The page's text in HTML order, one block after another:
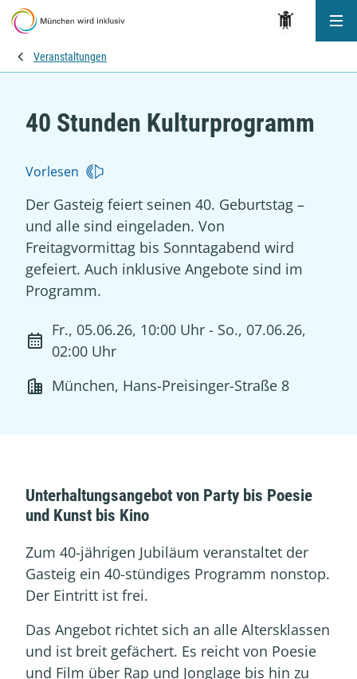
Veranstaltungen
40 Stunden Kulturprogramm
Vorlesen
Fr., 05.06.26, 10:00 Uhr - So., 07.06.26,
02:00 Uhr
München, Hans-Preisinger-Straße 8
Der Gasteig feiert seinen 40. Geburtstag –
und alle sind eingeladen. Von
Freitagvormittag bis Sonntagabend wird
gefeiert. Auch inklusive Angebote sind im
Programm.
Unterhaltungsangebot von Party bis Poesie
und Kunst bis Kino
Zum 40-jährigen Jubiläum veranstaltet der
Gasteig ein 40-stündiges Programm nonstop.
Der Eintritt ist frei.
Das Angebot richtet sich an alle Altersklassen
und ist breit gefächert. Es reicht von Poesie
und Film über Rap und Jonglage bis hin zu